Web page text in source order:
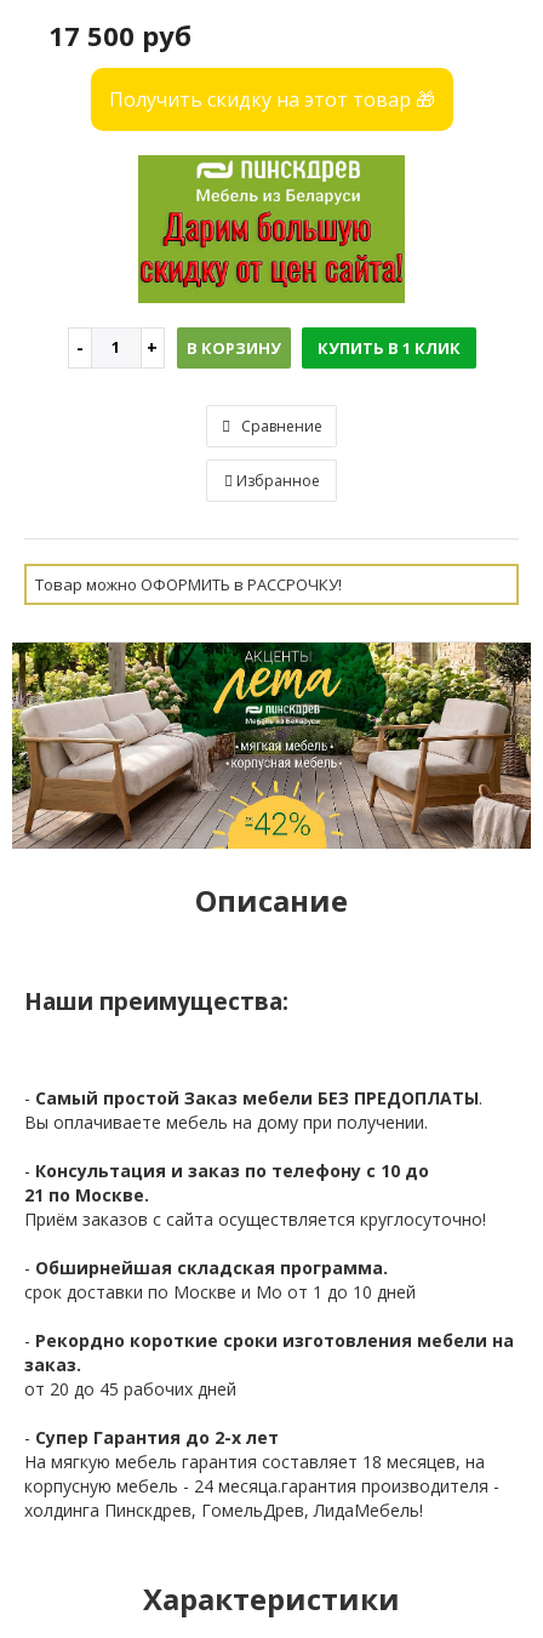
17 500 руб
Получить скидку на этот товар 🎁
В КОРЗИНУ КУПИТЬ В 1 КЛИК
Сравнение
Избранное
Товар можно ОФОРМИТЬ в РАССРОЧКУ!
Описание
Наши преимущества:
- Самый простой Заказ мебели БЕЗ ПРЕДОПЛАТЫ.
Вы оплачиваете мебель на дому при получении.
- Консультация и заказ по телефону с 10 до
21 по Москве.
Приём заказов с сайта осуществляется круглосуточно!
- Обширнейшая складская программа.
срок доставки по Москве и Мо от 1 до 10 дней
- Рекордно короткие сроки изготовления мебели на
заказ.
от 20 до 45 рабочих дней
- Супер Гарантия до 2-х лет
На мягкую мебель гарантия составляет 18 месяцев, на
корпусную мебель - 24 месяца.гарантия производителя -
холдинга Пинскдрев, ГомельДрев, ЛидаМебель!
Характеристики